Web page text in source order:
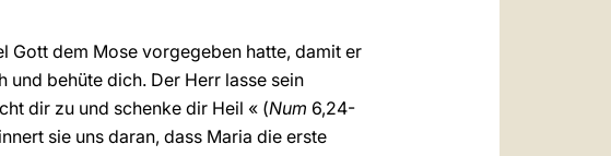
Gott dem Mose vorgegeben hatte, damit er
und behüte dich. Der Herr lasse sein
dir zu und schenke dir Heil « (Num 6,24-
sie uns daran, dass Maria die erste